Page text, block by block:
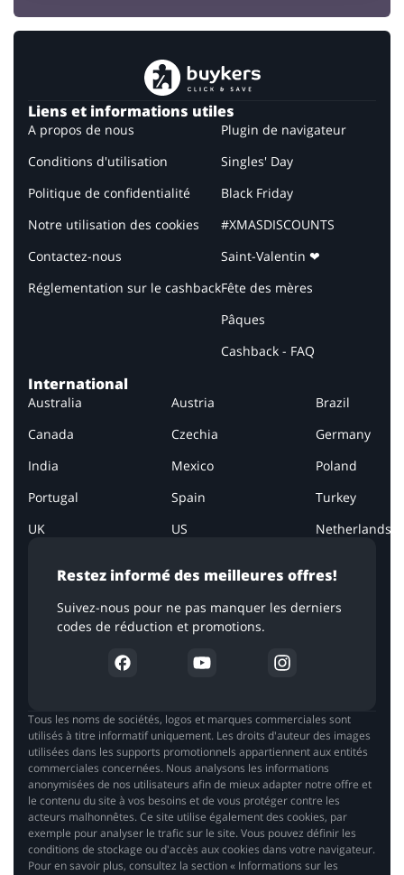
Restez informé des meilleures offres!
Suivez-nous pour ne pas manquer les derniers
codes de réduction et promotions.
Liens et informations utiles
A propos de nous
Conditions d'utilisation
Politique de confidentialité
Notre utilisation des cookies
Contactez-nous
Réglementation sur le cashback
Plugin de navigateur
Singles' Day
Black Friday
#XMASDISCOUNTS
Saint-Valentin ❤
Fête des mères
Pâques
Cashback - FAQ
International
Australia Austria
Brazil
Canada
Czechia
Germany
India
Mexico
Poland
Portugal
Spain
Turkey
UK
US Netherlands
Tous les noms de sociétés, logos et marques commerciales sont
utilisés à titre informatif uniquement. Les droits d'auteur des images
utilisées dans les supports promotionnels appartiennent aux entités
commerciales concernées. Nous analysons les informations
anonymisées de nos utilisateurs afin de mieux adapter notre offre et
le contenu du site à vos besoins et de vous protéger contre les
acteurs malhonnêtes. Ce site utilise également des cookies, par
exemple pour analyser le trafic sur le site. Vous pouvez définir les
conditions de stockage ou d'accès aux cookies dans votre navigateur.
Pour en savoir plus, consultez la section « Informations sur les